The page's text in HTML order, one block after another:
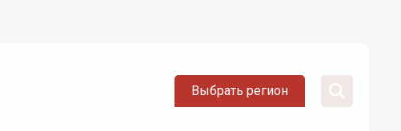
Выбрать регион